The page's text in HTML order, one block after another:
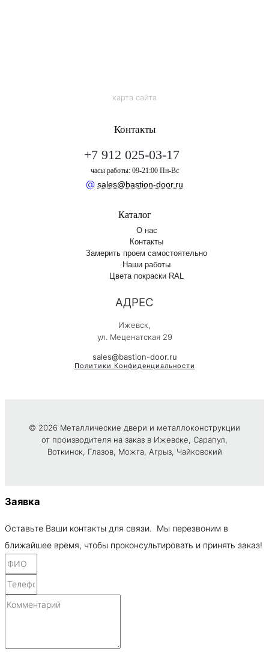
карта сайта
Контакты
+7 912 025-03-17
часы работы: 09-21:00 Пн-Вс
@ sales@bastion-door.ru
Каталог
О нас
Контакты
Замерить проем самостоятельно
Наши работы
Цвета покраски RAL
АДРЕС
Ижевск,
ул. Меценатская 29
sales@bastion-door.ru
Политики Конфиденциальности
© 2026 Металлические двери и металлоконструкции
от производителя на заказ в Ижевске, Сарапул,
Воткинск, Глазов, Можга, Агрыз, Чайковский
Заявка
Оставьте Ваши контакты для связи. Мы перезвоним в
ближайшее время, чтобы проконсультировать и принять заказ!